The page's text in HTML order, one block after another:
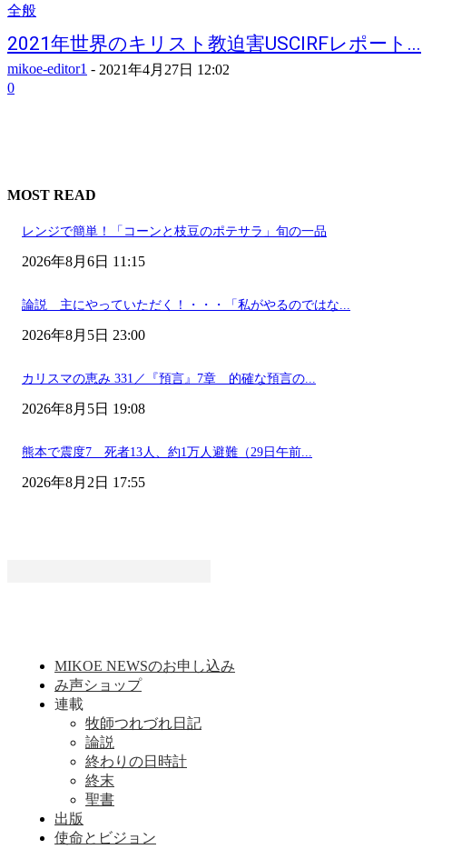
全般
2021年世界のキリスト教迫害USCIRFレポート...
mikoe-editor1 - 2021年4月27日 12:02
0
MOST READ
レンジで簡単！「コーンと枝豆のポテサラ」旬の一品
2026年8月6日 11:15
論説 主にやっていただく！・・・「私がやるのではな...
2026年8月5日 23:00
カリスマの恵み 331／『預言』7章 的確な預言の...
2026年8月5日 19:08
熊本で震度7 死者13人、約1万人避難（29日午前...
2026年8月2日 17:55
MIKOE NEWSのお申し込み
み声ショップ
連載
牧師つれづれ日記
論説
終わりの日時計
終末
聖書
出版
使命とビジョン